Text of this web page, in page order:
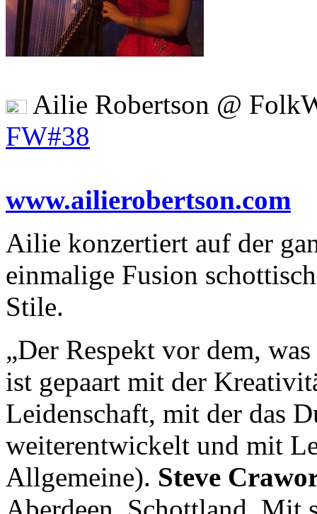
Ailie Robertson @
FW#38
www.ailierobertson.com
Ailie konzertiert auf der
einmalige Fusion
Stile.
„Der Respekt vor dem,
ist gepaart mit der
Leidenschaft, mit der das
weiterentwickelt und mit
Allgemeine). Steve